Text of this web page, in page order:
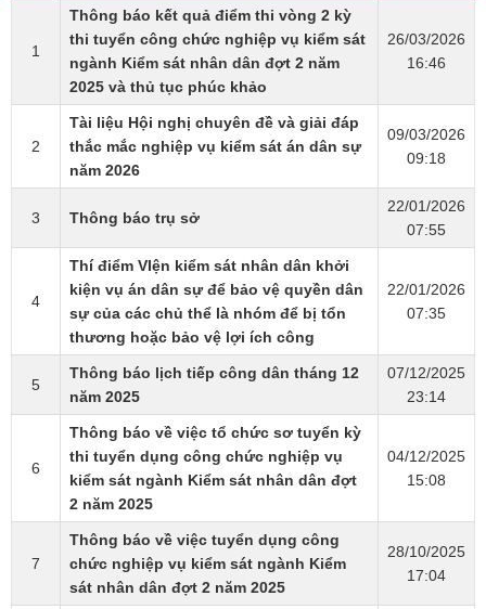
1
Thông báo kết quả điểm thi vòng 2 kỳ
thi tuyển công chức nghiệp vụ kiểm sát
ngành Kiểm sát nhân dân đợt 2 năm
2025 và thủ tục phúc khảo
26/03/2026
16:46
2
Tài liệu Hội nghị chuyên đề và giải đáp
thắc mắc nghiệp vụ kiểm sát án dân sự
năm 2026
09/03/2026
09:18
3 Thông báo trụ sở
22/01/2026
07:55
4
Thí điểm VIện kiểm sát nhân dân khởi
kiện vụ án dân sự để bảo vệ quyền dân
sự của các chủ thể là nhóm để bị tổn
thương hoặc bảo vệ lợi ích công
22/01/2026
07:35
5
Thông báo lịch tiếp công dân tháng 12
năm 2025
07/12/2025
23:14
6
Thông báo về việc tổ chức sơ tuyển kỳ
thi tuyển dụng công chức nghiệp vụ
kiểm sát ngành Kiểm sát nhân dân đợt
2 năm 2025
04/12/2025
15:08
7
Thông báo về việc tuyển dụng công
chức nghiệp vụ kiểm sát ngành Kiểm
sát nhân dân đợt 2 năm 2025
28/10/2025
17:04